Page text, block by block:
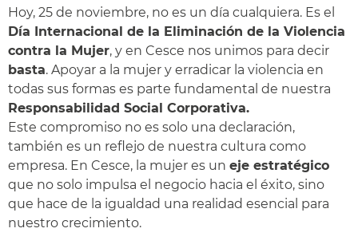
Hoy, 25 de noviembre, no es un día cualquiera. Es el
Día Internacional de la Eliminación de la Violencia
contra la Mujer, y en Cesce nos unimos para decir
basta. Apoyar a la mujer y erradicar la violencia en
todas sus formas es parte fundamental de nuestra
Responsabilidad Social Corporativa.
Este compromiso no es solo una declaración,
también es un reflejo de nuestra cultura como
empresa. En Cesce, la mujer es un eje estratégico
que no solo impulsa el negocio hacia el éxito, sino
que hace de la igualdad una realidad esencial para
nuestro crecimiento.